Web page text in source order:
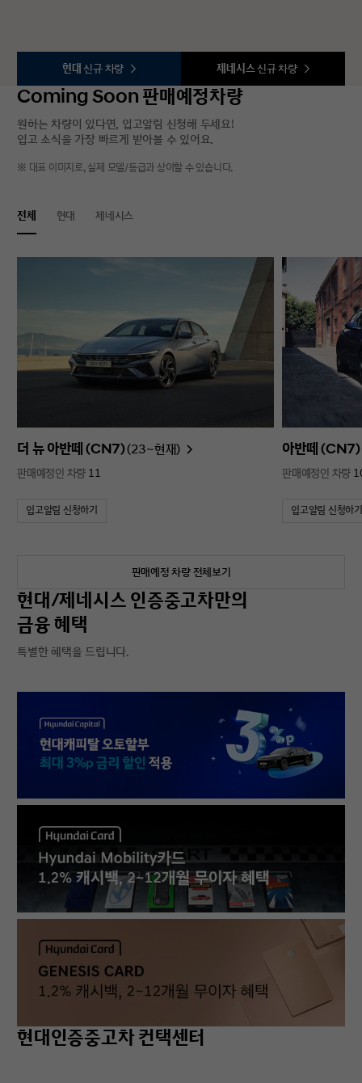
현대 신규 차량 제네시스 신규 차량
Coming Soon 판매예정차량
원하는 차량이 있다면, 입고알림 신청해 두세요!
입고 소식을 가장 빠르게 받아볼 수 있어요.
※ 대표 이미지로, 실제 모델/등급과 상이할 수 있습니다.
전체 현대 제네시스
더 뉴 아반떼 (CN7)(23~현재)
판매예정인 차량 11
입고알림 신청하기
아반떼 (CN7)
판매예정인 차량
입고알림 신청하기
판매예정 차량 전체보기
현대/제네시스 인증중고차만의
금융 혜택
특별한 혜택을 드립니다.
현대인증중고차 컨택센터